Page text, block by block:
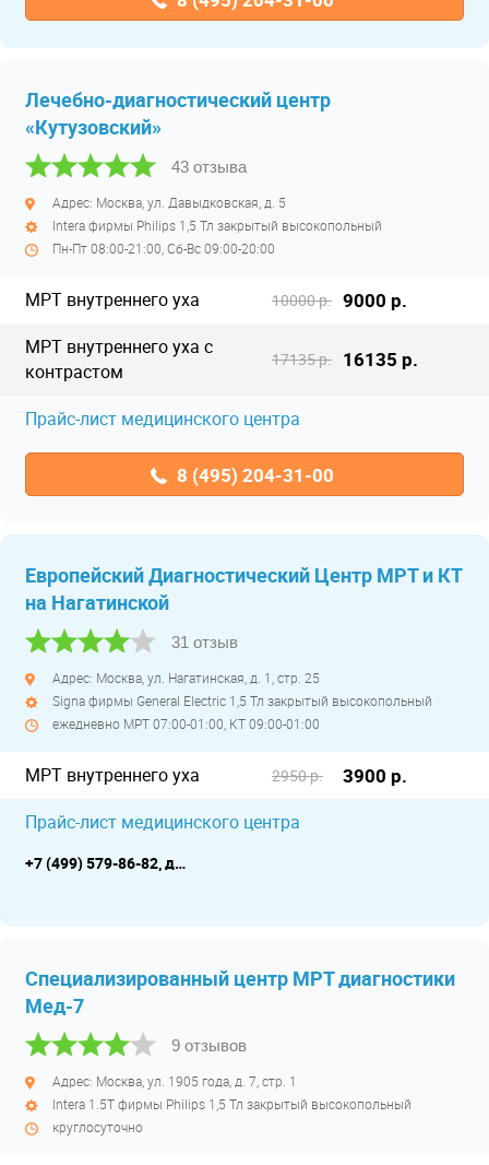
Лечебно-диагностический центр
«Кутузовский»
43 отзыва
Адрес: Москва, ул. Давыдковская, д. 5
Intera фирмы Philips 1,5 Тл закрытый высокопольный
Пн-Пт 08:00-21:00, Сб-Вс 09:00-20:00
МРТ внутреннего уха 10000 р. 9000 р.
МРТ внутреннего уха с
контрастом
17135 р. 16135 р.
Прайс-лист медицинского центра
8 (495) 204-31-00
Европейский Диагностический Центр МРТ и КТ
на Нагатинской
31 отзыв
Адрес: Москва, ул. Нагатинская, д. 1, стр. 25
Signa фирмы General Electric 1,5 Тл закрытый высокопольный
ежедневно МРТ 07:00-01:00, КТ 09:00-01:00
МРТ внутреннего уха 2950 р. 3900 р.
Прайс-лист медицинского центра
+7 (499) 579-86-82, доп. номер +7 (495) 221-04-18
Специализированный центр МРТ диагностики
Мед-7
9 отзывов
Адрес: Москва, ул. 1905 года, д. 7, стр. 1
Intera 1.5T фирмы Philips 1,5 Тл закрытый высокопольный
круглосуточно